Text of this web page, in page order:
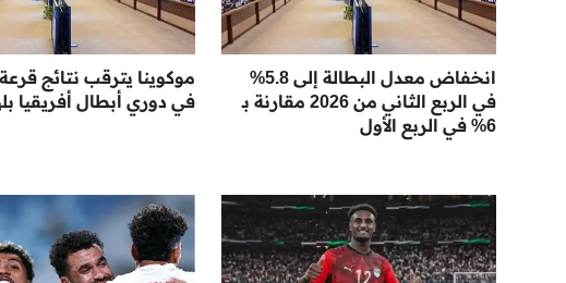
انخفاض معدل البطالة إلى 5.8%
في الربع الثاني من 2026 مقارنة بـ
6% في الربع الأول
موكوينا يترقب نتائج
في دوري أبطال أفريقيا